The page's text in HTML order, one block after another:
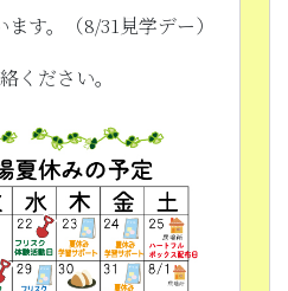
す。（8/31見学デー）
ください。